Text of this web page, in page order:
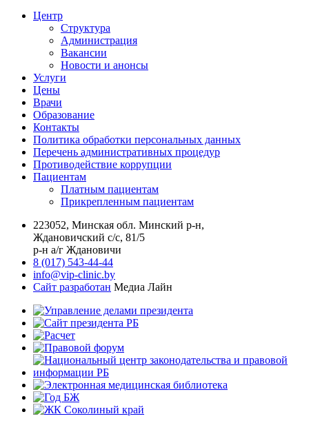
Центр
Структура
Администрация
Вакансии
Новости и анонсы
Услуги
Цены
Врачи
Образование
Контакты
Политика обработки персональных данных
Перечень административных процедур
Противодействие коррупции
Пациентам
Платным пациентам
Прикрепленным пациентам
223052, Минская обл. Минский р-н,
Ждановичский с/с, 81/5
р-н а/г Ждановичи
8 (017) 543-44-44
info@vip-clinic.by
Сайт разработан Медиа Лайн